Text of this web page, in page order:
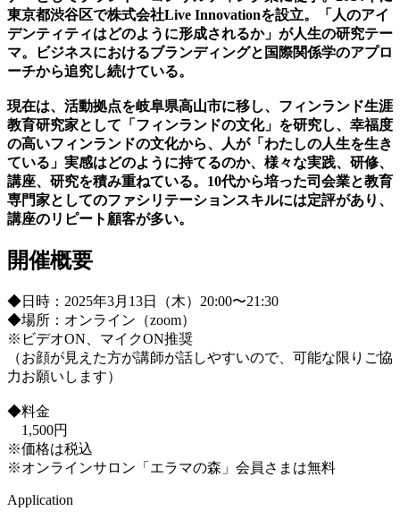
東京都渋谷区で株式会社Live Innovationを設立。「人のアイ
デンティティはどのように形成されるか」が人生の研究テー
マ。ビジネスにおけるブランディングと国際関係学のアプロ
ーチから追究し続けている。
現在は、活動拠点を岐阜県高山市に移し、フィンランド生涯
教育研究家として「フィンランドの文化」を研究し、幸福度
の高いフィンランドの文化から、人が「わたしの人生を生き
ている」実感はどのように持てるのか、様々な実践、研修、
講座、研究を積み重ねている。10代から培った司会業と教育
専門家としてのファシリテーションスキルには定評があり、
講座のリピート顧客が多い。
開催概要
◆日時：2025年3月13日（木）20:00〜21:30
◆場所：オンライン（zoom）
※ビデオON、マイクON推奨
（お顔が見えた方が講師が話しやすいので、可能な限りご協
力お願いします）
◆料金
1,500円
※価格は税込
※オンラインサロン「エラマの森」会員さまは無料
Application